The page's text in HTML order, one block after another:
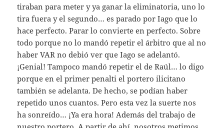
tiraban para meter y ya ganar la eliminatoria, uno lo
tira fuera y el segundo… es parado por Iago que lo
hace perfecto. Parar lo convierte en perfecto. Sobre
todo porque no lo mandó repetir el árbitro que al no
haber VAR no debió ver que Iago se adelantó.
¡Genial! Tampoco mandó repetir el de Raúl… lo digo
porque en el primer penalti el portero ilicitano
también se adelanta. De hecho, se podían haber
repetido unos cuantos. Pero esta vez la suerte nos
ha sonreído… ¡Ya era hora! Además del trabajo de